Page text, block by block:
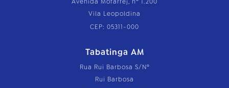
Vila Leopoldina
CEP: 05311-000
Tabatinga AM
Rua Rui Barbosa S/Nº
Rui Barbosa